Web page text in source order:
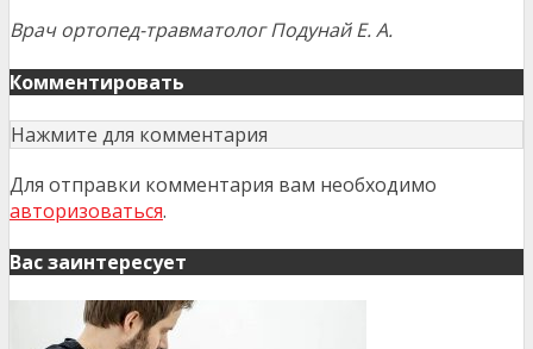
Врач ортопед-травматолог Подунай Е. А.
Комментировать
Нажмите для комментария
Для отправки комментария вам необходимо
авторизоваться.
Вас заинтересует